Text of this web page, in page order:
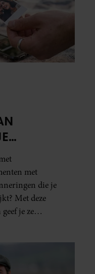
BINNEN
met
die je
Met deze
je ze